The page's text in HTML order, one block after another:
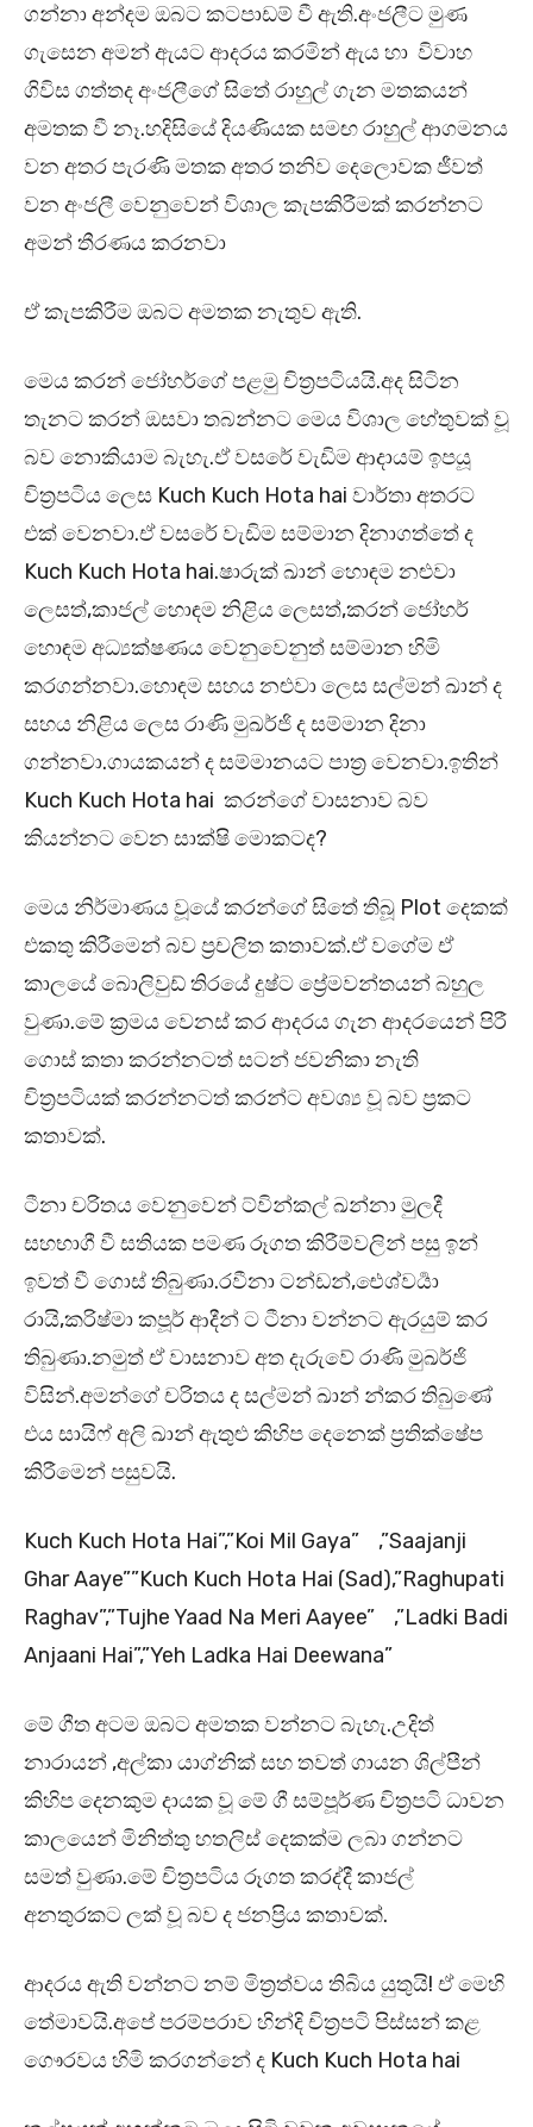
ගන්නා අන්දම ඔබට කටපාඩම් වී ඇති.අංජලීට මුණ
ගැසෙන අමන් ඇයට ආදරය කරමින් ඇය හා විවාහ
ගිවිස ගත්තද අංජලීගේ සිතේ රාහුල් ගැන මතකයන්
අමතක වී නෑ.හදිසියේ දියණියක සමඟ රාහුල් ආගමනය
වන අතර පැරණි මතක අතර තනිව දෙලොවක ජීවත්
වන අංජලී වෙනුවෙන් විශාල කැපකිරීමක් කරන්නට
අමන් තීරණය කරනවා
ඒ කැපකිරීම ඔබට අමතක නැතුව ඇති.
මෙය කරන් ජෝහර්ගේ පළමු චිත්‍රපටියයි.අද සිටින
තැනට කරන් ඔසවා තබන්නට මෙය විශාල හේතුවක් වූ
බව නොකියාම බැහැ.ඒ වසරේ වැඩිම ආදායම් ඉපයූ
චිත්‍රපටිය ලෙස Kuch Kuch Hota hai වාර්තා අතරට
එක් වෙනවා.ඒ වසරේ වැඩිම සම්මාන දිනාගත්තේ ද
Kuch Kuch Hota hai.ෂාරුක් ඛාන් හොඳම නළුවා
ලෙසත්,කාජල් හොඳම නිළිය ලෙසත්,කරන් ජෝහර්
හොඳම අධ්‍යක්ෂණය වෙනුවෙනුත් සම්මාන හිමි
කරගන්නවා.හොඳම සහය නළුවා ලෙස සල්මන් ඛාන් ද
සහය නිළිය ලෙස රාණි මුඛර්ජි ද සම්මාන දිනා
ගන්නවා.ගායකයන් ද සම්මානයට පාත්‍ර වෙනවා.ඉතින්
Kuch Kuch Hota hai කරන්ගේ වාසනාව බව
කියන්නට වෙන සාක්ෂි මොකටද?
මෙය නිර්මාණය වූයේ කරන්ගේ සිතේ තිබූ Plot දෙකක්
එකතු කිරීමෙන් බව ප්‍රචලිත කතාවක්.ඒ වගේම ඒ
කාලයේ බොලිවුඩ් තිරයේ දුෂ්ට ප්‍රේමවන්තයන් බහුල
වුණා.මේ ක්‍රමය වෙනස් කර ආදරය ගැන ආදරයෙන් පිරී
ගොස් කතා කරන්නටත් සටන් ජවනිකා නැති
චිත්‍රපටියක් කරන්නටත් කරන්ට අවශ්‍ය වූ බව ප්‍රකට
කතාවක්.
ටීනා චරිතය වෙනුවෙන් ට්වින්කල් ඛන්නා මුලදී
සහභාගී වී සතියක පමණ රූගත කිරීම්වලින් පසු ඉන්
ඉවත් වී ගොස් තිබුණා.රවීනා ටන්ඩන්,ඓශ්වර්‍යා
රායි,කරිෂ්මා කපූර් ආදීන් ට ටීනා වන්නට ඇරයුම් කර
තිබුණා.නමුත් ඒ වාසනාව අත දැරුවේ රාණි මුඛර්ජි
විසින්.අමන්ගේ චරිතය ද සල්මන් ඛාන් න්කර තිබුණේ
එය සායිෆ් අලි ඛාන් ඇතුළු කිහිප දෙනෙක් ප්‍රතික්ෂේප
කිරීමෙන් පසුවයි.
Kuch Kuch Hota Hai”,”Koi Mil Gaya” ,”Saajanji
Ghar Aaye””Kuch Kuch Hota Hai (Sad),”Raghupati
Raghav”,”Tujhe Yaad Na Meri Aayee” ,”Ladki Badi
Anjaani Hai”,”Yeh Ladka Hai Deewana”
මේ ගීත අටම ඔබට අමතක වන්නට බැහැ.උදිත්
නාරායන් ,අල්කා යාග්නික් සහ තවත් ගායන ශිල්පීන්
කිහිප දෙනකුම දායක වූ මේ ගී සම්පූර්ණ චිත්‍රපටි ධාවන
කාලයෙන් මිනිත්තු හතලිස් දෙකක්ම ලබා ගන්නට
සමත් වුණා.මේ චිත්‍රපටිය රූගත කරද්දී කාජල්
අනතුරකට ලක් වූ බව ද ජනප්‍රිය කතාවක්.
ආදරය ඇති වන්නට නම් මිත්‍රත්වය තිබිය යුතුයි! ඒ මෙහි
තේමාවයි.අපේ පරම්පරාව හින්දි චිත්‍රපටි පිස්සන් කළ
ගෞරවය හිමි කරගන්නේ ද Kuch Kuch Hota hai